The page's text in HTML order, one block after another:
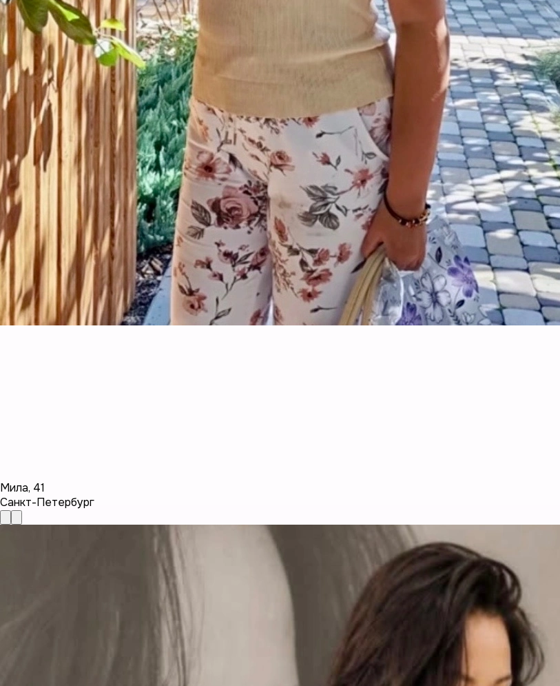
Мила, 41
Санкт-Петербург